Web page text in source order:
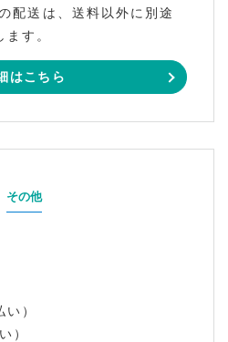
配送は、送料以外に別途
す。
はこちら
その他
）
）